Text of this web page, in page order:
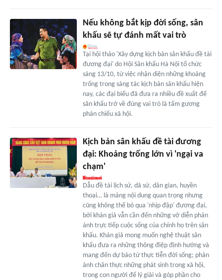
Nếu không bắt kịp đời sống, sân
khấu sẽ tự đánh mất vai trò
Tại hội thảo 'Xây dựng kịch bản sân khấu đề tài
đương đại' do Hội Sân khấu Hà Nội tổ chức
sáng 13/10, từ việc nhận diện những khoảng
trống trong sáng tác kịch bản sân khấu hiện
nay, các đại biểu đã đưa ra nhiều đề xuất để
sân khấu trở về đúng vai trò là tấm gương
phản chiếu xã hội.
Kịch bản sân khấu đề tài đương
đại: Khoảng trống lớn vì 'ngại va
chạm'
Dẫu đề tài lịch sử, dã sử, dân gian, huyền
thoại… là mảng nội dung quan trọng nhưng
cũng không thể bỏ qua 'nhịp đập' đương đại,
bởi khán giả vẫn cần đến những vở diễn phản
ánh trực tiếp cuộc sống của chính họ trên sân
khấu. Khán giả mong muốn nghệ thuật sân
khấu đưa ra những thông điệp định hướng và
mang đến dự báo từ thực tiễn đời sống; phản
ánh chân thực những phát sinh trong xã hội,
trong con người để lý giải và góp phần cho